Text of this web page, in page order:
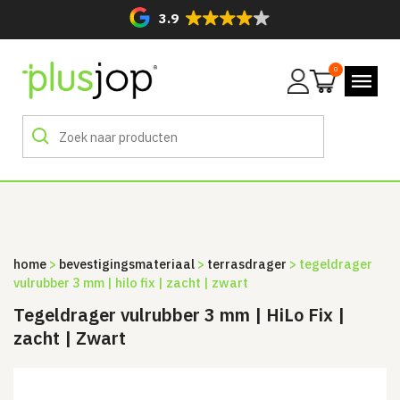
3.9
Mijn
0
home > bevestigingsmateriaal > terrasdrager > tegeldrager
vulrubber 3 mm | hilo fix | zacht | zwart
Tegeldrager vulrubber 3 mm | HiLo Fix |
zacht | Zwart